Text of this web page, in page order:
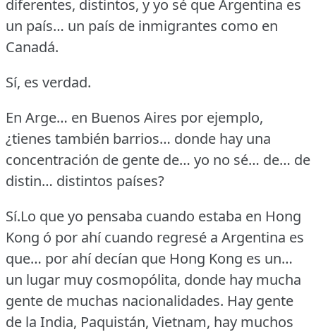
diferentes, distintos, y yo sé que Argentina es
un país… un país de inmigrantes como en
Canadá.
Sí, es verdad.
En Arge… en Buenos Aires por ejemplo,
¿tienes también barrios… donde hay una
concentración de gente de… yo no sé… de… de
distin… distintos países?
Sí.Lo que yo pensaba cuando estaba en Hong
Kong ó por ahí cuando regresé a Argentina es
que… por ahí decían que Hong Kong es un…
un lugar muy cosmopólita, donde hay mucha
gente de muchas nacionalidades. Hay gente
de la India, Paquistán, Vietnam, hay muchos